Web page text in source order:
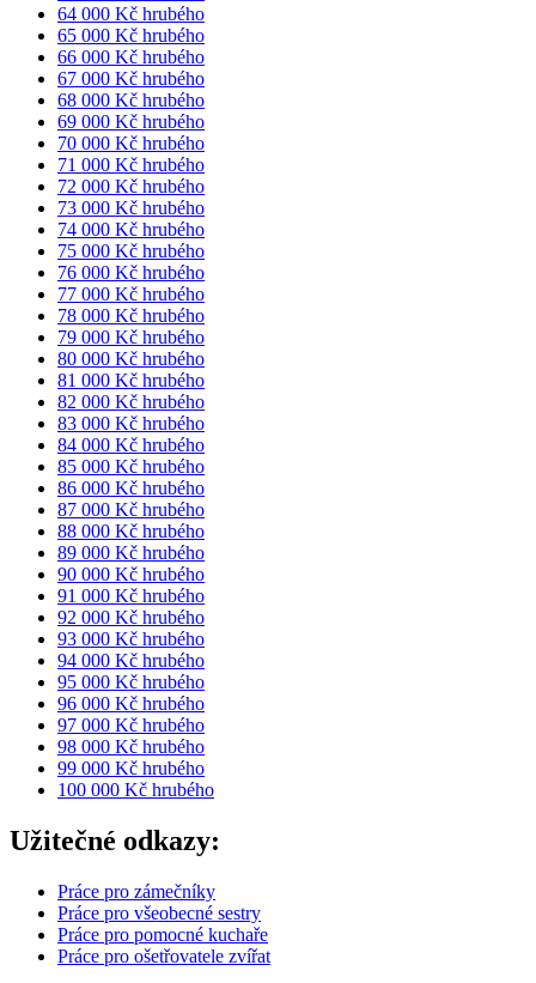
64 000 Kč hrubého
65 000 Kč hrubého
66 000 Kč hrubého
67 000 Kč hrubého
68 000 Kč hrubého
69 000 Kč hrubého
70 000 Kč hrubého
71 000 Kč hrubého
72 000 Kč hrubého
73 000 Kč hrubého
74 000 Kč hrubého
75 000 Kč hrubého
76 000 Kč hrubého
77 000 Kč hrubého
78 000 Kč hrubého
79 000 Kč hrubého
80 000 Kč hrubého
81 000 Kč hrubého
82 000 Kč hrubého
83 000 Kč hrubého
84 000 Kč hrubého
85 000 Kč hrubého
86 000 Kč hrubého
87 000 Kč hrubého
88 000 Kč hrubého
89 000 Kč hrubého
90 000 Kč hrubého
91 000 Kč hrubého
92 000 Kč hrubého
93 000 Kč hrubého
94 000 Kč hrubého
95 000 Kč hrubého
96 000 Kč hrubého
97 000 Kč hrubého
98 000 Kč hrubého
99 000 Kč hrubého
100 000 Kč hrubého
Užitečné odkazy:
Práce pro zámečníky
Práce pro všeobecné sestry
Práce pro pomocné kuchaře
Práce pro ošetřovatele zvířat